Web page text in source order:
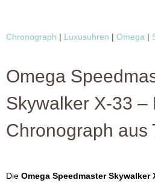
Chronograph | Luxusuhren | Omega |
Omega
Skywalker X-33 –
Chronograph aus
Die Omega Speedmaster Skywalker